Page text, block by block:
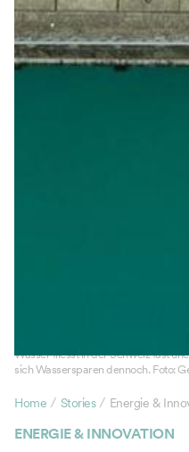
Wasser fliesst in der Schweiz fast
sich Wassersparen dennoch. Foto:
ENERGIE & INNOVATION
Home / Stories / Energie &